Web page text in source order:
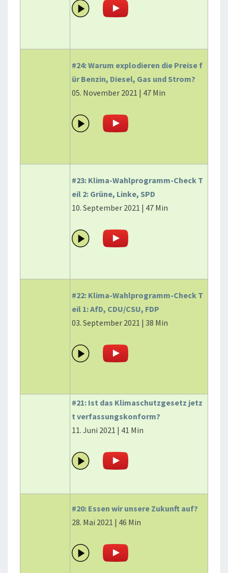
#24: Warum explodieren die Preise f
ür Benzin, Diesel, Gas und Strom?
05. November 2021 | 47 Min
#23: Klima-Wahlprogramm-Check T
eil 2: Grüne, Linke, SPD
10. September 2021 | 47 Min
#22: Klima-Wahlprogramm-Check T
eil 1: AfD, CDU/CSU, FDP
03. September 2021 | 38 Min
#21: Ist das Klimaschutzgesetz jetz
t verfassungskonform?
11. Juni 2021 | 41 Min
#20: Essen wir unsere Zukunft auf?
28. Mai 2021 | 46 Min